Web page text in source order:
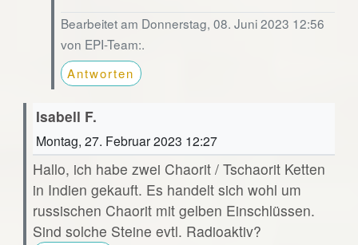
Bearbeitet am Donnerstag, 08. Juni 2023 12:56
von EPI-Team:.
Antworten
Isabell F.
Montag, 27. Februar 2023 12:27
Hallo, ich habe zwei Chaorit / Tschaorit Ketten
in Indien gekauft. Es handelt sich wohl um
russischen Chaorit mit gelben Einschlüssen.
Sind solche Steine evtl. Radioaktiv?